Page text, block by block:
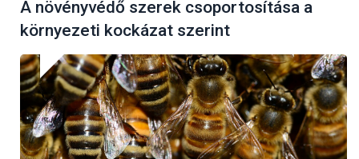
A növényvédő szerek csoportosítása a
környezeti kockázat szerint